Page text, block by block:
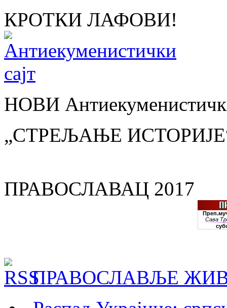
КРОТКИ ЛАФОВИ!
НОВИ
„СТРЕЉАЊЕ
ПРАВОСЛАВАЦ 2017
ПРАВОСЛАВЉЕ